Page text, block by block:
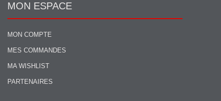
MON ESPACE
MON COMPTE
MES COMMANDES
MA WISHLIST
PARTENAIRES